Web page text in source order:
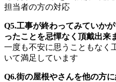
担当者の方の対応
Q5.工事が終わってみていか
ったことを忌憚なく頂戴出来
一度も不安に思うこともなく
いて満足しています
Q6.街の屋根やさんを他の方